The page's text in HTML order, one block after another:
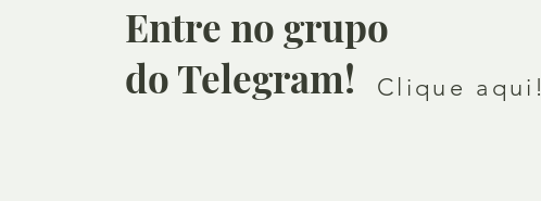
Entre no grupo
do Telegram!
Clique aqui!